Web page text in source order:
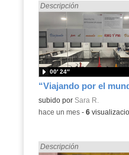
Encontrado «Electrónica»
Descripción
Contenido educativo.
subido por Sara R.
00′ 24″
-hace un mes- 6
Encontrado «Electrónica»
Descripción